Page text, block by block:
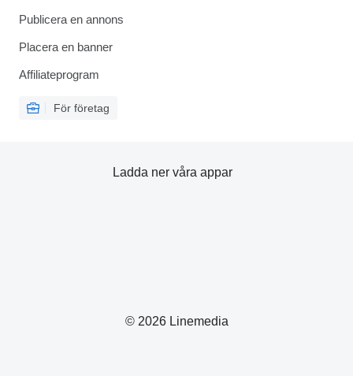
Publicera en annons
Placera en banner
Affiliateprogram
För företag
© 2026 Linemedia
Ladda ner våra appar